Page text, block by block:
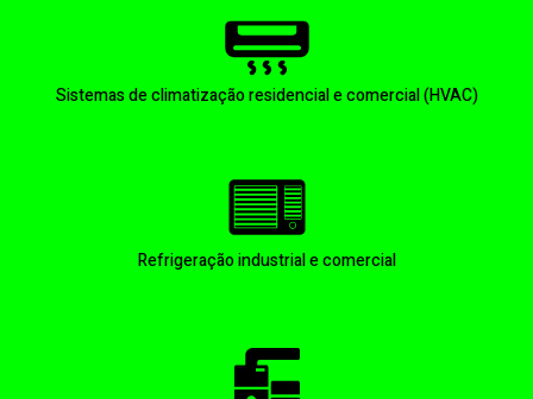
Sistemas de climatização residencial e comercial (HVAC)
Refrigeração industrial e comercial